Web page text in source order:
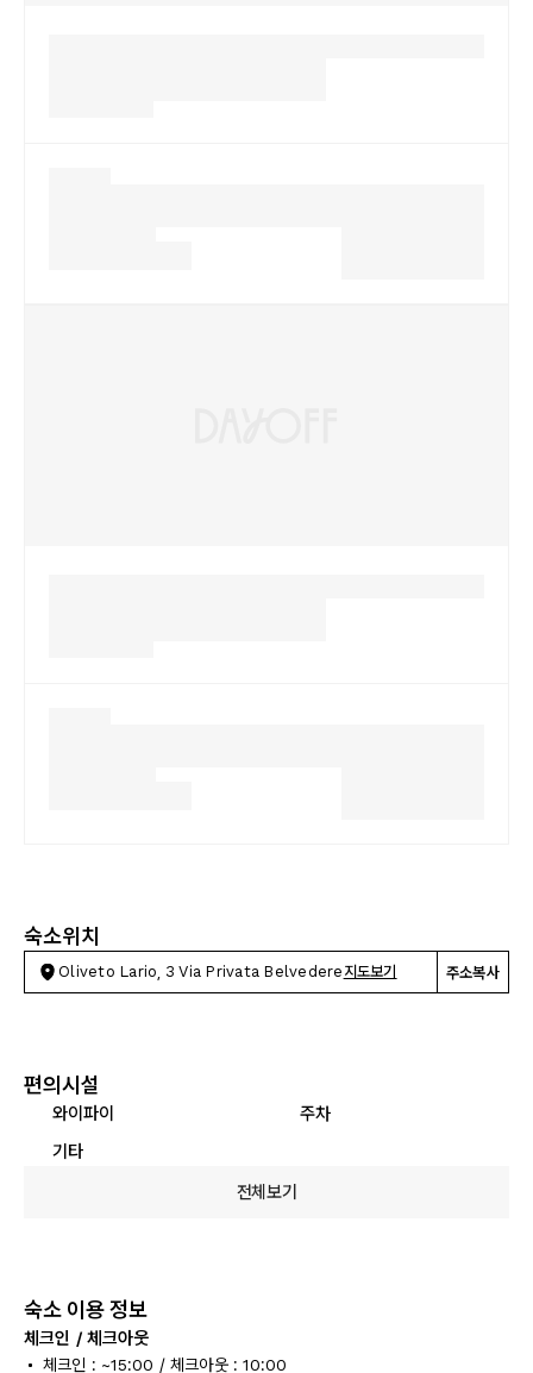
숙소위치
Oliveto Lario, 3 Via Privata Belvedere 지도보기 주소복사
편의시설
와이파이
주차
기타
전체보기
숙소 이용 정보
체크인 / 체크아웃
체크인 : ~15:00 / 체크아웃 : 10:00